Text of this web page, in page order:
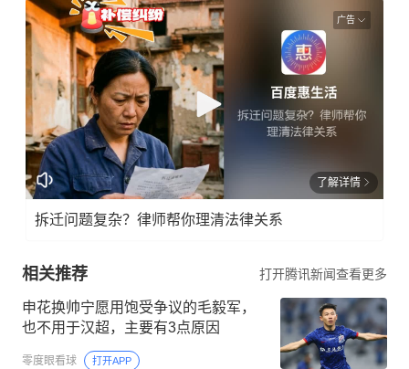
广告
了解详情
拆迁问题复杂？律师帮你理清法律关系
相关推荐 打开腾讯新闻查看更多
申花换帅宁愿用饱受争议的毛毅军，
也不用于汉超，主要有3点原因
零度眼看球 打开APP